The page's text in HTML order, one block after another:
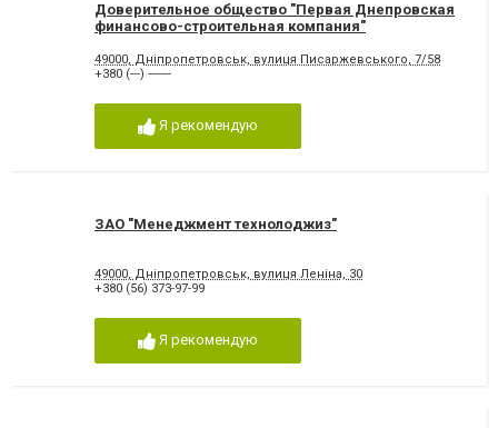
Доверительное общество "Первая Днепровская
финансово-строительная компания"
49000, Дніпропетровськ, вулиця Писаржевського, 7/58
+380 (---) -------
Я рекомендую
ЗАО "Менеджмент технолоджиз"
49000, Дніпропетровськ, вулиця Леніна, 30
+380 (56) 373-97-99
Я рекомендую